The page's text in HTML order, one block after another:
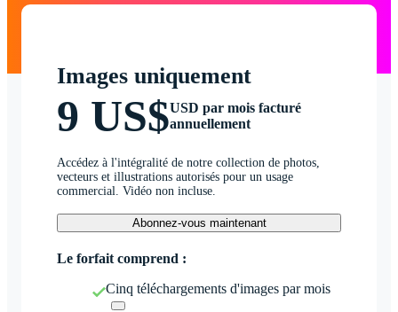
Images uniquement
9 US$USD par mois facturé
annuellement
Accédez à l'intégralité de notre collection de photos,
vecteurs et illustrations autorisés pour un usage
commercial. Vidéo non incluse.
Abonnez-vous maintenant
Le forfait comprend :
Cinq téléchargements d'images par mois